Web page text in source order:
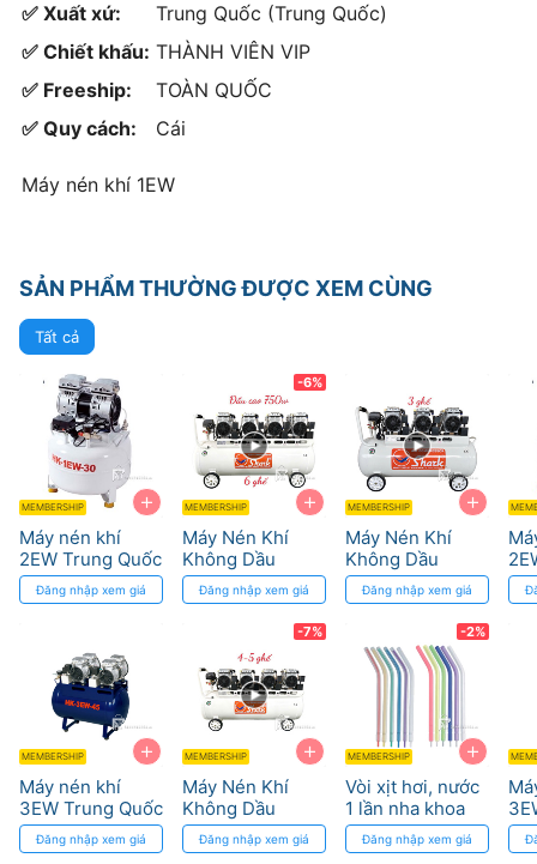
✅ Xuất xứ:
Trung Quốc (Trung Quốc)
✅ Chiết khấu: THÀNH VIÊN VIP
✅ Freeship:
TOÀN QUỐC
✅ Quy cách:
Cái
Máy nén khí 1EW
SẢN PHẨM THƯỜNG ĐƯỢC XEM CÙNG
Tất cả
+
MEMBERSHIP
Máy nén khí
2EW Trung Quốc
Đăng nhập xem giá
+
MEMBERSHIP
Máy nén khí
3EW Trung Quốc
Đăng nhập xem giá
+
-6%
MEMBERSHIP
Máy Nén Khí
Không Dầu
SHARK 6 Ghế -
680 Lít/phút
Đăng nhập xem giá
+
-7%
MEMBERSHIP
Máy Nén Khí
Không Dầu
SHARK 120L
2200W cho 4-5
Đăng nhập xem giá
+
MEMBERSHIP
Máy Nén Khí
Không Dầu
SHARK 3 Ghế
100L 1650W 8
Đăng nhập xem giá
+
-2%
MEMBERSHIP
Vòi xịt hơi, nước
1 lần nha khoa
Đăng nhập xem giá